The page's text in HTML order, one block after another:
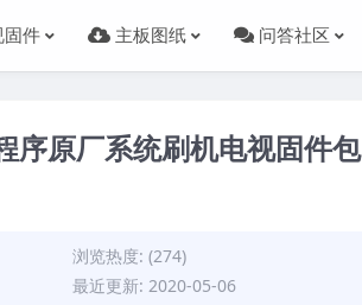
固件 主板图纸 问答社区
原厂系统刷机电视固件包
浏览热度: (274)
最近更新: 2020-05-06